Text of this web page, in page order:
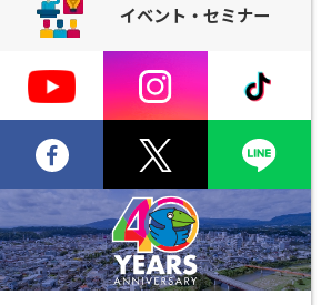
イベント・セミナー